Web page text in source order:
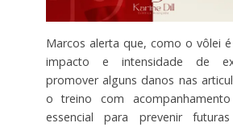
Marcos alerta que, como o vôlei
impacto e intensidade de
promover alguns danos nas
o treino com
essencial para prevenir futuras